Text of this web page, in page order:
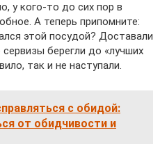
у кого-то до сих пор в
А теперь припомните:
этой посудой? Доставали
берегли до «лучших
так и не наступали.
с обидой:
от обидчивости и